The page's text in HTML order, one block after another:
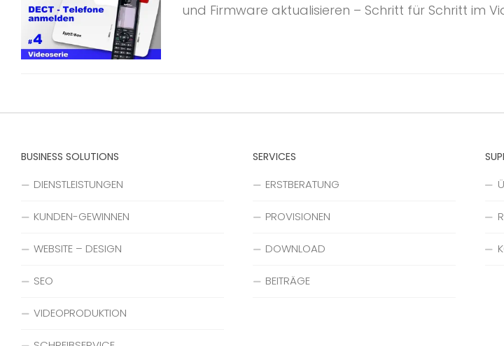
und Firmware aktualisieren – Schritt für Schritt im
BUSINESS SOLUTIONS
DIENSTLEISTUNGEN
KUNDEN-GEWINNEN
WEBSITE – DESIGN
SEO
VIDEOPRODUKTION
SERVICES
ERSTBERATUNG
PROVISIONEN
DOWNLOAD
BEITRÄGE